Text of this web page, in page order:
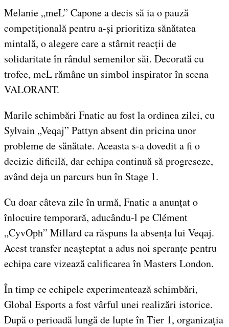
Melanie „meL” Capone a decis să ia o pauză
competițională pentru a-și prioritiza sănătatea
mintală, o alegere care a stârnit reacții de
solidaritate în rândul semenilor săi. Decorată cu
trofee, meL rămâne un simbol inspirator în scena
VALORANT.
Marile schimbări Fnatic au fost la ordinea zilei, cu
Sylvain „Veqaj” Pattyn absent din pricina unor
probleme de sănătate. Aceasta s-a dovedit a fi o
decizie dificilă, dar echipa continuă să progreseze,
având deja un parcurs bun în Stage 1.
Cu doar câteva zile în urmă, Fnatic a anunțat o
înlocuire temporară, aducându-l pe Clément
„CyvOph” Millard ca răspuns la absența lui Veqaj.
Acest transfer neașteptat a adus noi speranțe pentru
echipa care vizează calificarea în Masters London.
În timp ce echipele experimentează schimbări,
Global Esports a fost vârful unei realizări istorice.
După o perioadă lungă de lupte în Tier 1, organizația